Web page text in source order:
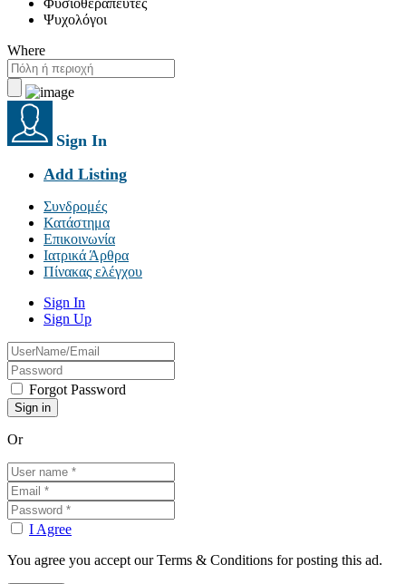
Φυσιοθεραπευτές
Ψυχολόγοι
Where
Sign In
Add Listing
Συνδρομές
Κατάστημα
Επικοινωνία
Ιατρικά Άρθρα
Πίνακας ελέγχου
Sign In
Sign Up
Forgot Password
Or
I Agree
You agree you accept our Terms & Conditions for posting this ad.